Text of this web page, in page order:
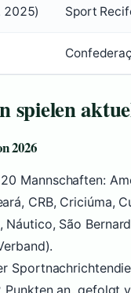
2025) Sport
spielen
2026
Mannschaften:
CRB, Criciúma,
São
an, gefolgt